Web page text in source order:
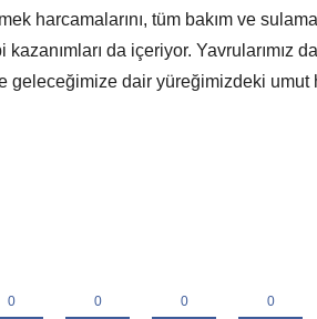
harcamalarını, tüm bakım ve
da içeriyor. Yavrularımız
geleceğimize dair yüreğimizdeki umut